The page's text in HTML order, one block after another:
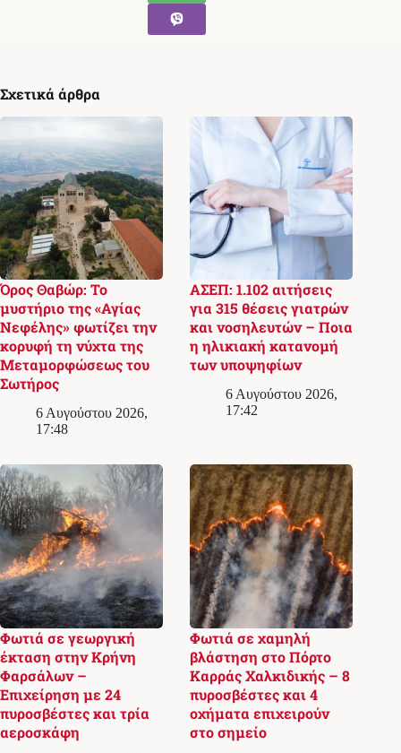
Σχετικά άρθρα
Όρος Θαβώρ: Το
μυστήριο της «Αγίας
Νεφέλης» φωτίζει την
κορυφή τη νύχτα της
Μεταμορφώσεως του
Σωτήρος
6 Αυγούστου 2026,
17:48
ΑΣΕΠ: 1.102 αιτήσεις
για 315 θέσεις γιατρών
και νοσηλευτών – Ποια
η ηλικιακή κατανομή
των υποψηφίων
6 Αυγούστου 2026,
17:42
Φωτιά σε γεωργική
έκταση στην Κρήνη
Φαρσάλων –
Επιχείρηση με 24
πυροσβέστες και τρία
αεροσκάφη
Φωτιά σε χαμηλή
βλάστηση στο Πόρτο
Καρράς Χαλκιδικής – 8
πυροσβέστες και 4
οχήματα επιχειρούν
στο σημείο